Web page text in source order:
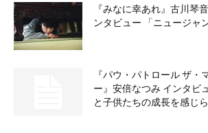
『みなに幸あれ』古川琴
ンタビュー 「ニュージャ
『パウ・パトロール ザ・
ー』安倍なつみ インタビ
と子供たちの成長を感じら